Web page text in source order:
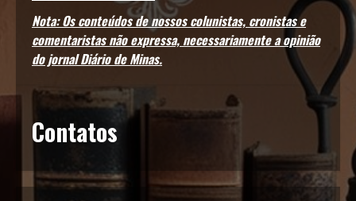
Nota: Os conteúdos de nossos colunistas, cronistas e
comentaristas não expressa, necessariamente a opinião
do jornal Diário de Minas.
Contatos